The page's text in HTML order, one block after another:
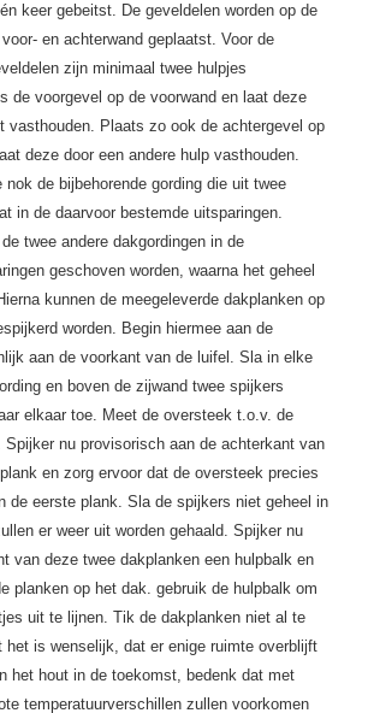
keer gebeitst. De geveldelen worden op de
en achterwand geplaatst. Voor de
zijn minimaal twee hulpjes
de voorgevel op de voorwand en laat deze
vasthouden. Plaats zo ook de achtergevel op
deze door een andere hulp vasthouden.
de bijbehorende gording die uit twee
in de daarvoor bestemde uitsparingen.
twee andere dakgordingen in de
geschoven worden, waarna het geheel
kunnen de meegeleverde dakplanken op
worden. Begin hiermee aan de
aan de voorkant van de luifel. Sla in elke
en boven de zijwand twee spijkers
elkaar toe. Meet de oversteek t.o.v. de
Spijker nu provisorisch aan de achterkant van
en zorg ervoor dat de oversteek precies
de eerste plank. Sla de spijkers niet geheel in
er weer uit worden gehaald. Spijker nu
van deze twee dakplanken een hulpbalk en
planken op het dak. gebruik de hulpbalk om
uit te lijnen. Tik de dakplanken niet al te
het is wenselijk, dat er enige ruimte overblijft
het hout in de toekomst, bedenk dat met
temperatuurverschillen zullen voorkomen